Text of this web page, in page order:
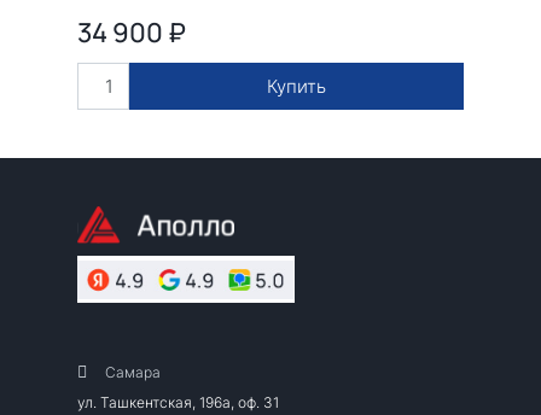
34 900 ₽
Купить
Самара
ул. Ташкентская, 196а, оф. 31